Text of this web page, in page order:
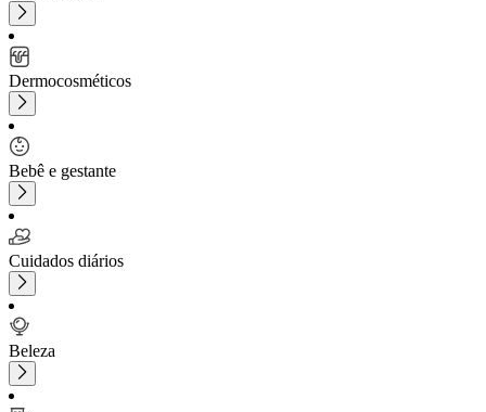
Dermocosméticos
Bebê e gestante
Cuidados diários
Beleza